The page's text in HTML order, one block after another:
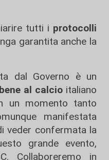
tutti i protocolli
garantita anche la
dal Governo è un
al calcioitaliano
un momento tanto
manifestata
veder confermata la
grande evento,
Collaboreremo in